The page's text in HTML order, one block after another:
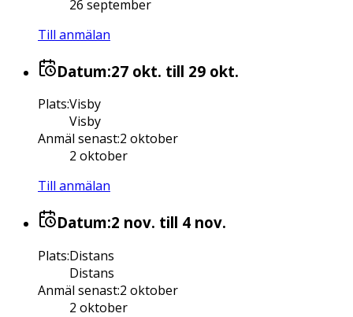
26 september
Till anmälan
Datum:27 okt. till 29 okt.
Plats:Visby
Visby
Anmäl senast:2 oktober
2 oktober
Till anmälan
Datum:2 nov. till 4 nov.
Plats:Distans
Distans
Anmäl senast:2 oktober
2 oktober